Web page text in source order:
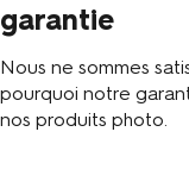
garantie
Nous ne sommes
pourquoi notre
nos produits photo.